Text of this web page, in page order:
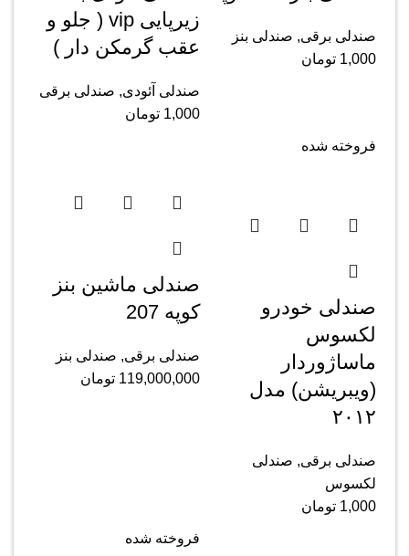
صندلی برقی, صندلی بنز
1,000 تومان
زیرپایی vip ( جلو و
عقب گرمکن دار )
صندلی آئودی, صندلی برقی
1,000 تومان
فروخته شده
صندلی خودرو
لکسوس
ماساژوردار
(ویبریشن) مدل
۲۰۱۲
صندلی برقی, صندلی
لکسوس
1,000 تومان
صندلی ماشین بنز
کوپه 207
صندلی برقی, صندلی بنز
119,000,000 تومان
فروخته شده